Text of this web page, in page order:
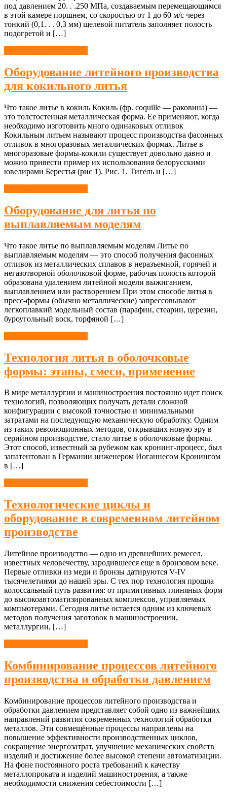
под давлением 20. . .250 МПа, создаваемым перемещающимся
в этой камере поршнем, со скоростью от 1 до 60 м/с через
тонкий (0,1. . . 0,3 мм) щелевой питатель заполняет полость
подогретой и […]
Оборудование литейного производства
для кокильного литья
Что такое литье в кокиль Кокиль (фр. coquille — раковина) —
это толстостенная металлическая форма. Ее применяют, когда
необходимо изготовить много одинаковых отливок
Кокильным литьем называют процесс производства фасонных
отливок в многоразовых металлических формах. Литье в
многоразовые формы-кокили существует довольно давно и
можно привести пример их использования белорусскими
ювелирами Берестья (рис 1). Рис. 1. Тигель и […]
Оборудование для литья по
выплавляемым моделям
Что такое литье по выплавляемым моделям Литье по
выплавляемым моделям — это способ получения фасонных
отливок из металлических сплавов в неразъемной, горячей и
негазотворной оболочковой форме, рабочая полость которой
образована удалением литейной модели выжиганием,
выплавлением или растворением При этом способе литья в
пресс-формы (обычно металлические) запрессовывают
легкоплавкий модельный состав (парафин, стеарин, церезин,
буроугольный воск, торфяной […]
Технология литья в оболочковые
формы: этапы, смеси, применение
В мире металлургии и машиностроения постоянно идет поиск
технологий, позволяющих получать детали сложной
конфигурации с высокой точностью и минимальными
затратами на последующую механическую обработку. Одним
из таких революционных методов, открывших новую эру в
серийном производстве, стало литье в оболочковые формы.
Этот способ, известный за рубежом как кронинг-процесс, был
запатентован в Германии инженером Иоганнесом Кронингом
в […]
Технологические циклы и
оборудование в современном литейном
производстве
Литейное производство — одно из древнейших ремесел,
известных человечеству, зародившееся еще в бронзовом веке.
Первые отливки из меди и бронзы датируются V-IV
тысячелетиями до нашей эры. С тех пор технология прошла
колоссальный путь развития: от примитивных глиняных форм
до высокоавтоматизированных комплексов, управляемых
компьютерами. Сегодня литье остается одним из ключевых
методов получения заготовок в машиностроении,
металлургии, […]
Комбинирование процессов литейного
производства и обработки давлением
Комбинирование процессов литейного производства и
обработки давлением представляет собой одно из важнейших
направлений развития современных технологий обработки
металлов. Эти совмещённые процессы направлены на
повышение эффективности производственных циклов,
сокращение энергозатрат, улучшение механических свойств
изделий и достижение более высокой степени автоматизации.
На фоне постоянного роста требований к качеству
металлопроката и изделий машиностроения, а также
необходимости снижения себестоимости […]